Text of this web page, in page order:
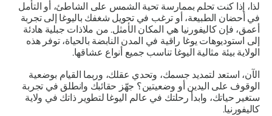
لذا، إذا كنت تحلم بممارسة تحية الشمس على الشاطئ، أو التأمل
في أحضان الطبيعة، أو ترغب في تحويل شغفك باليوغا إلى تجربة
أعمق، فإن كاليفورنيا هي المكان الأمثل. من ملاذات جبلية هادئة
إلى استوديوهات يوغا راقية في المدن النابضة بالحياة، توفر هذه
الولاية بيئةمثاليةاليوغا تناسب جميع أنواع عشاقها.
الآن، استعد لتمديد جسمك، وتحدي عقلك، وربما القيام بوضعية
الوقوف على اليدين أو وضعيتين؟ جهّز حقائبك وانطلق في تجربة
ستغير حياتك، وابدأ رحلتك في عالم اليوغا لتطوير ذاتك في ولاية
كاليفورنيا.